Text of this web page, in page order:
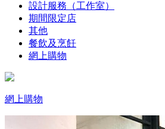
設計服務（工作室）
期間限定店
其他
餐飲及烹飪
網上購物
網上購物